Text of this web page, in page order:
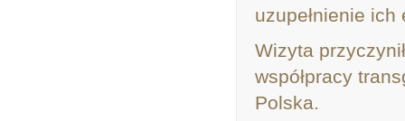
uzupełnienie
Wizyta
współpracy
Polska.